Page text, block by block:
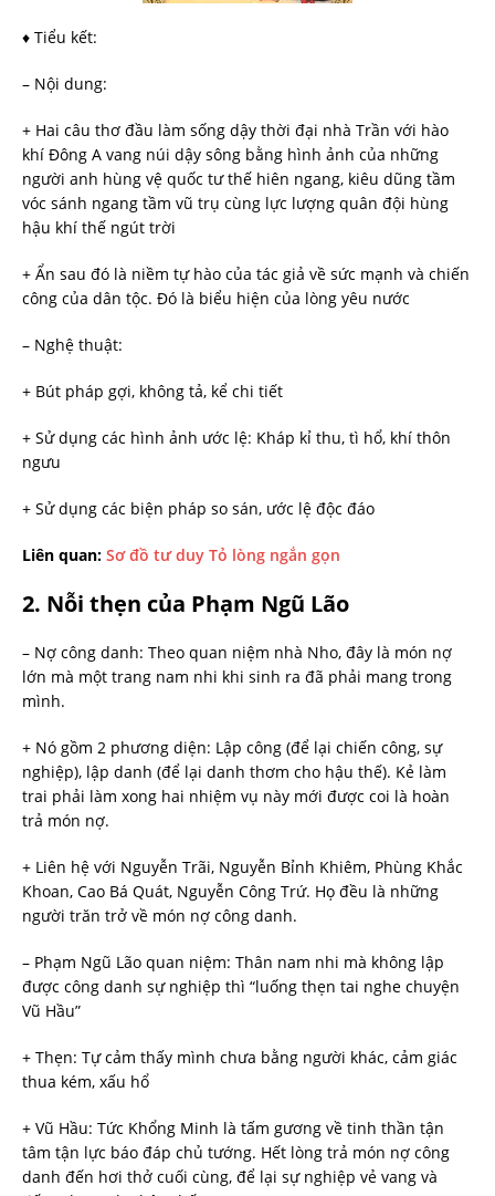
♦ Tiểu kết:
– Nội dung:
+ Hai câu thơ đầu làm sống dậy thời đại nhà Trần với hào
khí Đông A vang núi dậy sông bằng hình ảnh của những
người anh hùng vệ quốc tư thế hiên ngang, kiêu dũng tầm
vóc sánh ngang tầm vũ trụ cùng lực lượng quân đội hùng
hậu khí thế ngút trời
+ Ẩn sau đó là niềm tự hào của tác giả về sức mạnh và chiến
công của dân tộc. Đó là biểu hiện của lòng yêu nước
– Nghệ thuật:
+ Bút pháp gợi, không tả, kể chi tiết
+ Sử dụng các hình ảnh ước lệ: Kháp kỉ thu, tì hổ, khí thôn
ngưu
+ Sử dụng các biện pháp so sán, ước lệ độc đáo
Liên quan: Sơ đồ tư duy Tỏ lòng ngắn gọn
2. Nỗi thẹn của Phạm Ngũ Lão
– Nợ công danh: Theo quan niệm nhà Nho, đây là món nợ
lớn mà một trang nam nhi khi sinh ra đã phải mang trong
mình.
+ Nó gồm 2 phương diện: Lập công (để lại chiến công, sự
nghiệp), lập danh (để lại danh thơm cho hậu thế). Kẻ làm
trai phải làm xong hai nhiệm vụ này mới được coi là hoàn
trả món nợ.
+ Liên hệ với Nguyễn Trãi, Nguyễn Bỉnh Khiêm, Phùng Khắc
Khoan, Cao Bá Quát, Nguyễn Công Trứ. Họ đều là những
người trăn trở về món nợ công danh.
– Phạm Ngũ Lão quan niệm: Thân nam nhi mà không lập
được công danh sự nghiệp thì “luống thẹn tai nghe chuyện
Vũ Hầu”
+ Thẹn: Tự cảm thấy mình chưa bằng người khác, cảm giác
thua kém, xấu hổ
+ Vũ Hầu: Tức Khổng Minh là tấm gương về tinh thần tận
tâm tận lực báo đáp chủ tướng. Hết lòng trả món nợ công
danh đến hơi thở cuối cùng, để lại sự nghiệp vẻ vang và